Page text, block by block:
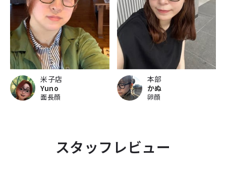
米子店
Yuno
面長顔
本部
かぬ
卵顔
スタッフレビュー